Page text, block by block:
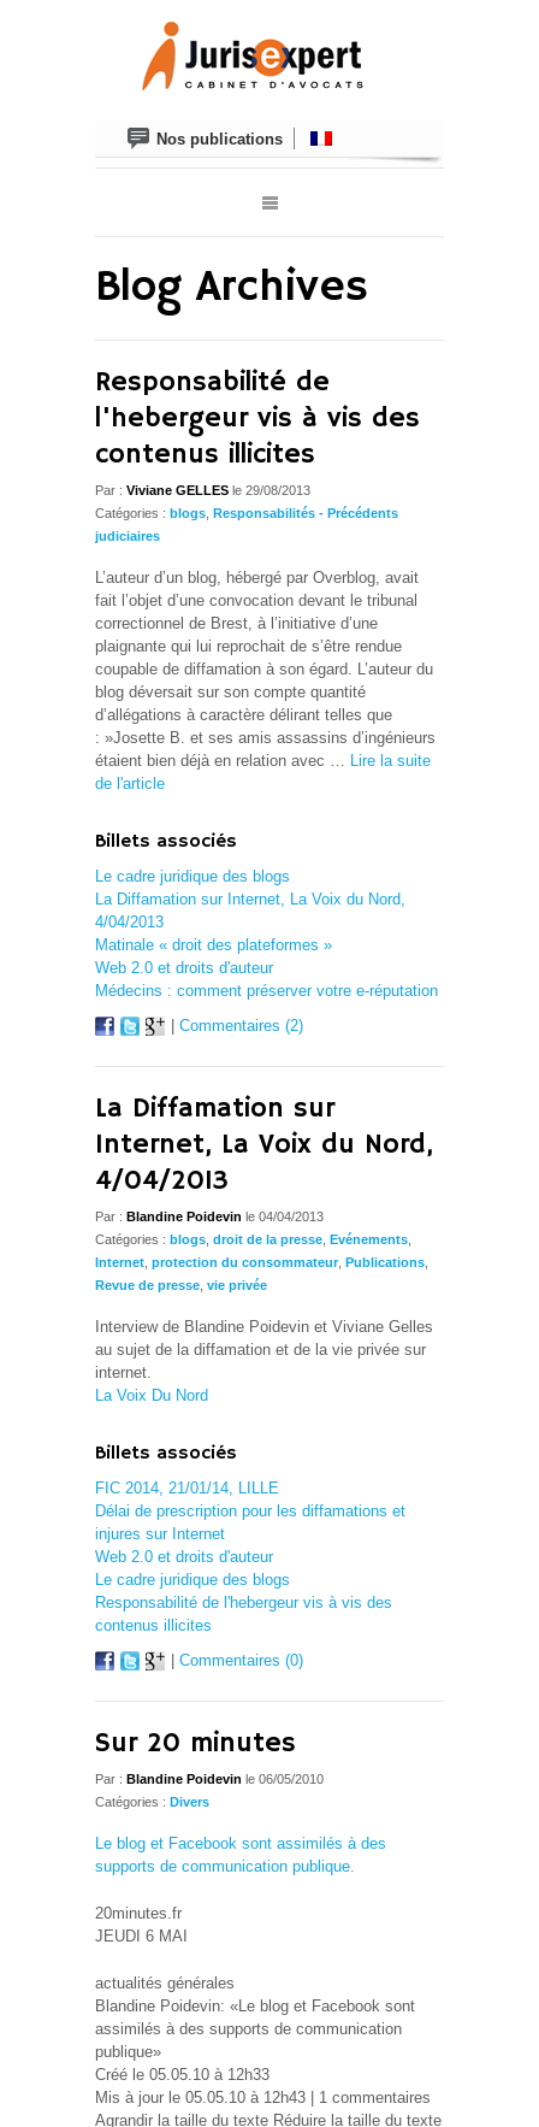
Nos publications
Blog Archives
Responsabilité de
l'hebergeur vis à vis des
contenus illicites
Par : Viviane GELLES le 29/08/2013
Catégories : blogs Responsabilités - Précédents
judiciaires
L’auteur d’un blog, hébergé par Overblog, avait
fait l’objet d’une convocation devant le tribunal
correctionnel de Brest, à l’initiative d’une
plaignante qui lui reprochait de s’être rendue
coupable de diffamation à son égard. L’auteur du
blog déversait sur son compte quantité
d’allégations à caractère délirant telles que
: »Josette B. et ses amis assassins d’ingénieurs
étaient bien déjà en relation avec … Lire la suite
de l'article
Billets associés
Le cadre juridique des blogs
La Diffamation sur Internet, La Voix du Nord,
4/04/2013
Matinale « droit des plateformes »
Web 2.0 et droits d'auteur
Médecins : comment préserver votre e-réputation
Commentaires (2)
La Diffamation sur
Internet, La Voix du Nord,
4/04/2013
Par : Blandine Poidevin le 04/04/2013
Catégories : blogs droit de la presse Evénements
Internet protection du consommateur, Publications
Revue de presse vie privée
Interview de Blandine Poidevin et Viviane Gelles
au sujet de la diffamation et de la vie privée sur
internet.
La Voix Du Nord
Billets associés
FIC 2014, 21/01/14, LILLE
Délai de prescription pour les diffamations et
injures sur Internet
Web 2.0 et droits d'auteur
Le cadre juridique des blogs
Responsabilité de l'hebergeur vis à vis des
contenus illicites
Commentaires (0)
Sur 20 minutes
Par : Blandine Poidevin le 06/05/2010
Catégories : Divers
Le blog et Facebook sont assimilés à des
supports de communication publique.
20minutes.fr
JEUDI 6 MAI
actualités générales
Blandine Poidevin: «Le blog et Facebook sont
assimilés à des supports de communication
publique»
Créé le 05.05.10 à 12h33
Mis à jour le 05.05.10 à 12h43 | 1 commentaires
Agrandir la taille du texte Réduire la taille du texte